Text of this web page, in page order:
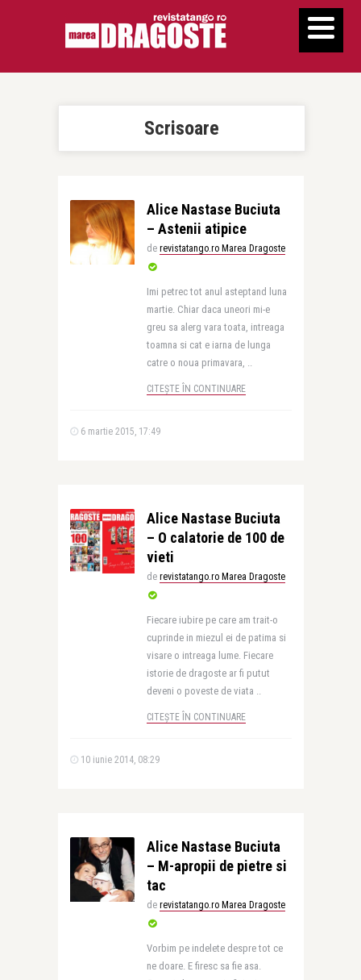
Scrisoare
Alice Nastase Buciuta
– Astenii atipice
de revistatango.ro Marea Dragoste
Imi petrec tot anul asteptand luna
martie. Chiar daca uneori mi-e
greu sa alerg vara toata, intreaga
toamna si cat e iarna de lunga
catre o noua primavara, ..
CITEȘTE ÎN CONTINUARE
6 martie 2015, 17:49
Alice Nastase Buciuta
– O calatorie de 100 de
vieti
de revistatango.ro Marea Dragoste
Fiecare iubire pe care am trait-o
cuprinde in miezul ei de patima si
visare o intreaga lume. Fiecare
istorie de dragoste ar fi putut
deveni o poveste de viata ..
CITEȘTE ÎN CONTINUARE
10 iunie 2014, 08:29
Alice Nastase Buciuta
– M-apropii de pietre si
tac
de revistatango.ro Marea Dragoste
Vorbim pe indelete despre tot ce
ne doare. E firesc sa fie asa.